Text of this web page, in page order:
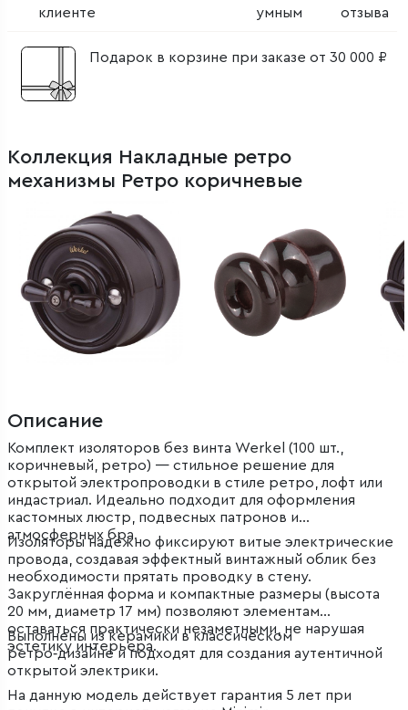
клиенте
умным
отзыва
Подарок в корзине при заказе от 30 000 ₽
Коллекция Накладные ретро
механизмы Ретро коричневые
Описание
Комплект изоляторов без винта Werkel (100 шт.,
коричневый, ретро) — стильное решение для
открытой электропроводки в стиле ретро, лофт или
индастриал. Идеально подходит для оформления
кастомных люстр, подвесных патронов и
атмосферных бра.
Изоляторы надёжно фиксируют витые электрические
провода, создавая эффектный винтажный облик без
необходимости прятать проводку в стену.
Закруглённая форма и компактные размеры (высота
20 мм, диаметр 17 мм) позволяют элементам
оставаться практически незаметными, не нарушая
эстетику интерьера.
Выполнены из керамики в классическом
ретро‑дизайне и подходят для создания аутентичной
открытой электрики.
На данную модель действует гарантия 5 лет при